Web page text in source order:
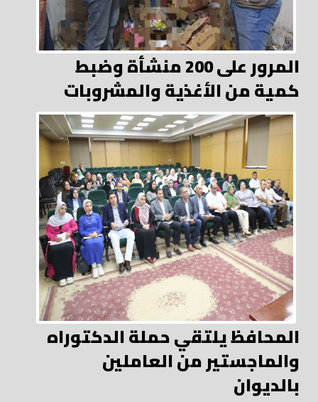
المرور على 200 منشأة وضبط
كمية من الأغذية والمشروبات
المحافظ يلتقي حملة الدكتوراه
والماجستير من العاملين
بالديوان